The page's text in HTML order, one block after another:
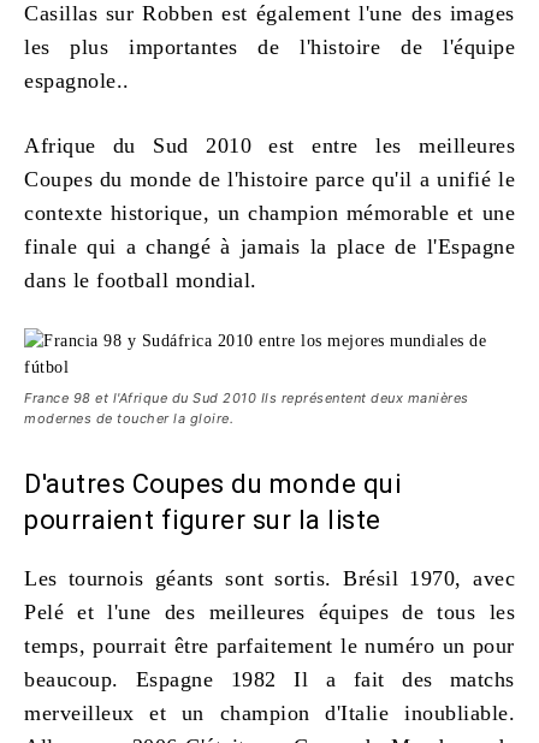
Casillas sur Robben est également l'une des images
les plus importantes de l'histoire de l'équipe
espagnole..
Afrique du Sud 2010 est entreles meilleures
Coupes du monde de l'histoire parce qu'il a unifié le
contexte historique, un champion mémorable et une
finale qui a changé à jamais la place de l'Espagne
dans le football mondial.
France 98 et l'Afrique du Sud 2010 Ils représentent deux manières
modernes de toucher la gloire.
D'autres Coupes du monde qui
pourraient figurer sur la liste
Les tournois géants sont sortis. Brésil 1970, avec
Pelé et l'une des meilleures équipes de tous les
temps, pourrait être parfaitement le numéro un pour
beaucoup. Espagne 1982 Il a fait des matchs
merveilleux et un champion d'Italie inoubliable.